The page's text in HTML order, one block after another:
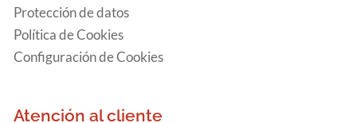
Protección de datos
Política de Cookies
Configuración de Cookies
Atención al cliente